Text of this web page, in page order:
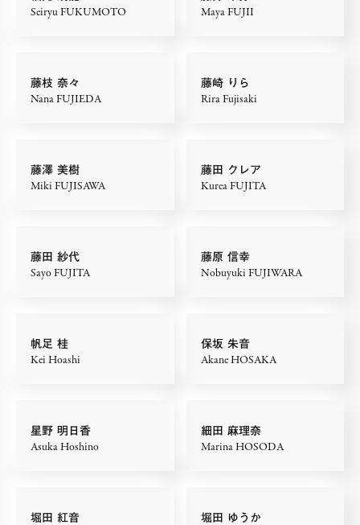
Seiryu FUKUMOTO Maya FUJII
藤枝 奈々
Nana FUJIEDA
藤崎 りら
Rira Fujisaki
藤澤 美樹
Miki FUJISAWA
藤田 クレア
Kurea FUJITA
藤田 紗代
Sayo FUJITA
藤原 信幸
Nobuyuki FUJIWARA
帆足 桂
Kei Hoashi
保坂 朱音
Akane HOSAKA
星野 明日香
Asuka Hoshino
細田 麻理奈
Marina HOSODA
堀田 紅音 堀田 ゆうか